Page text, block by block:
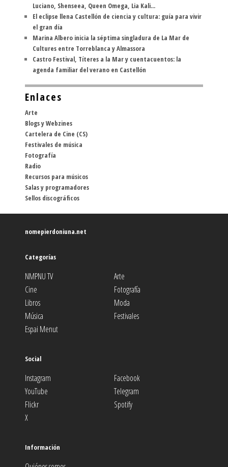
Luciano, Shenseea, Queen Omega, Lia Kali...
El eclipse llena Castellón de ciencia y cultura: guía para vivir
el gran día
Marina Albero inicia la séptima singladura de La Mar de
Cultures entre Torreblanca y Almassora
Castro Festival, Títeres a la Mar y cuentacuentos: la
agenda familiar del verano en Castellón
Enlaces
Arte
Blogs y Webzines
Cartelera de Cine (CS)
Festivales de música
Fotografía
Radio
Recursos para músicos
Salas y programadores
Sellos discográficos
nomepierdoniuna.net
Categorías
NMPNU TV
Arte
Cine
Fotografía
Libros
Moda
Música
Festivales
Espai Menut
Social
Instagram
Facebook
YouTube
Telegram
Flickr
Spotify
X
Información